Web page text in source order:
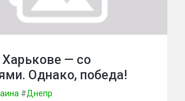
— со
Однако, победа!
#Днепр